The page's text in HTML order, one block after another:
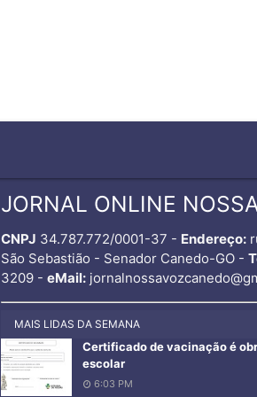
JORNAL ONLINE
CNPJ 34.787.772/0001-37 - Endereço:
São Sebastião - Senador Canedo-GO -
3209 - eMail:
MAIS LIDAS DA SEMANA
Certificado de vacinação é
escolar
6:03 PM